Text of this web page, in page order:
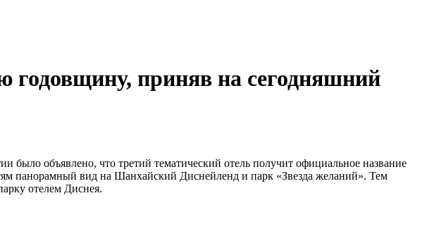
приняв на сегодняшний
было объявлено, что третий тематический отель получит официальное название
панорамный вид на Шанхайский Диснейленд и парк «Звезда желаний». Тем
отелем Диснея.